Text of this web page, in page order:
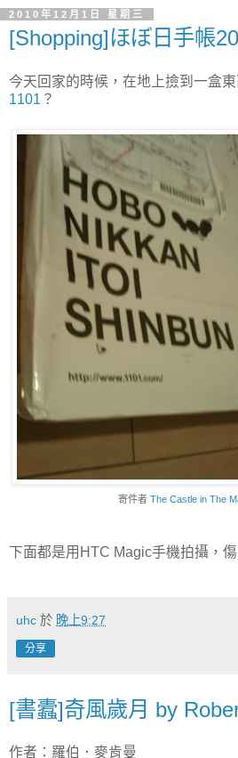
2010年12月1日 星期三
[Shopping]ほぼ日手帳
今天回家的時候，在地上撿到一盒
1101 ？
寄件者 The Castle in The
下面都是用HTC Magic手機拍攝，傷
uhc 於 晚上9:27
分享
[書蠹]奇風歲月 by
作者：羅伯．麥肯曼